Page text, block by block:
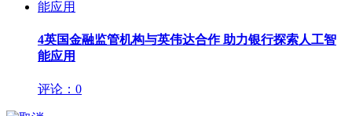
4英国金融监管机构与英伟达合作 助力银行探索人工智
能应用
评论：0